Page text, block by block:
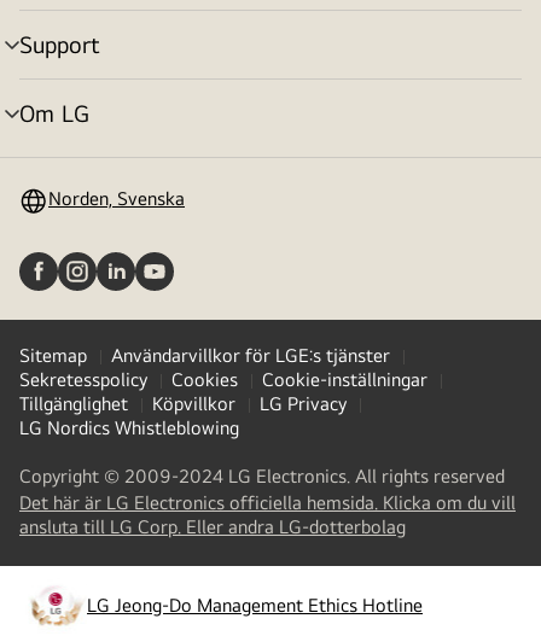
Support
menyväxling
Om LG
menyväxling
Norden, Svenska
Sitemap
Användarvillkor för LGE:s tjänster
Sekretesspolicy
Cookies
Cookie-inställningar
Tillgänglighet
Köpvillkor
LG Privacy
LG Nordics Whistleblowing
Copyright © 2009-2024 LG Electronics. All rights reserved
Det här är LG Electronics officiella hemsida. Klicka om du vill
ansluta till LG Corp. Eller andra LG-dotterbolag(
a
new
tab
LG Jeong-Do Management Ethics Hotline
opens